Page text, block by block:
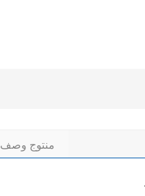
منتوج وصف